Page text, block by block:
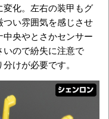
化。左右の装甲もグ
つい雰囲気を感じさせ
央やとさかセンサー
ので紛失に注意で
けが必要です。